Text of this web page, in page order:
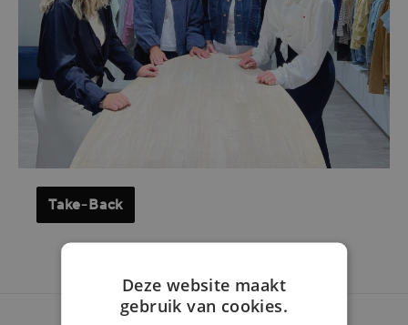
Take-Back
Deze website maakt
gebruik van cookies.